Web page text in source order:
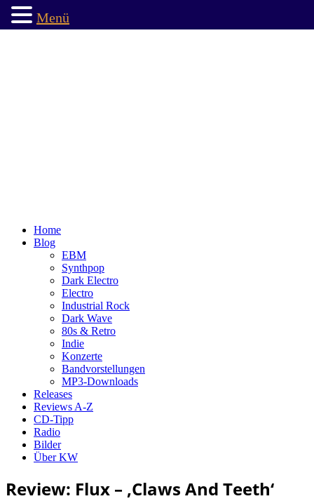
Home
Blog
EBM
Synthpop
Dark Electro
Electro
Industrial Rock
Dark Wave
80s & Retro
Indie
Konzerte
Bandvorstellungen
MP3-Downloads
Releases
Reviews A-Z
CD-Tipp
Radio
Bilder
Über KW
Review: Flux – ‚Claws And Teeth‘
Menü